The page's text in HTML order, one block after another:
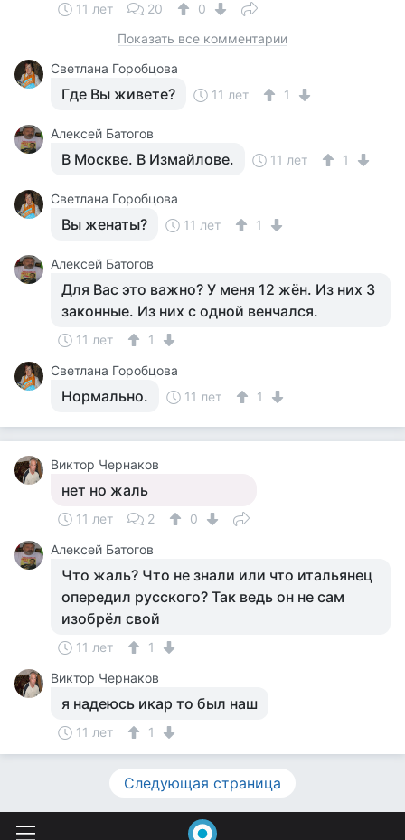
11 лет 20
0
Показать все комментарии
Светлана Горобцова
Где Вы живете? 11 лет 1
Алексей Батогов
В Москве. В Измайлове. 11 лет 1
Светлана Горобцова
Вы женаты? 11 лет 1
Алексей Батогов
Для Вас это важно? У меня 12 жён. Из них 3
законные. Из них с одной венчался.
11 лет
1
Светлана Горобцова
Нормально. 11 лет 1
Виктор Чернаков
нет но жаль
11 лет 2
0
Алексей Батогов
Что жаль? Что не знали или что итальянец
опередил русского? Так ведь он не сам
изобрёл свой
11 лет
1
Виктор Чернаков
я надеюсь икар то был наш
11 лет 1
Следующая страница